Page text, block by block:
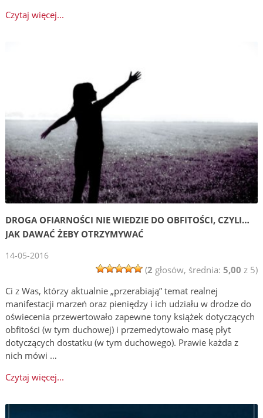
Czytaj więcej...
DROGA OFIARNOŚCI NIE WIEDZIE DO OBFITOŚCI, CZYLI…
JAK DAWAĆ ŻEBY OTRZYMYWAĆ
14-05-2016
(2 głosów, średnia: 5,00 z 5)
Ci z Was, którzy aktualnie „przerabiają” temat realnej
manifestacji marzeń oraz pieniędzy i ich udziału w drodze do
oświecenia przewertowało zapewne tony książek dotyczących
obfitości (w tym duchowej) i przemedytowało masę płyt
dotyczących dostatku (w tym duchowego). Prawie każda z
nich mówi …
Czytaj więcej...